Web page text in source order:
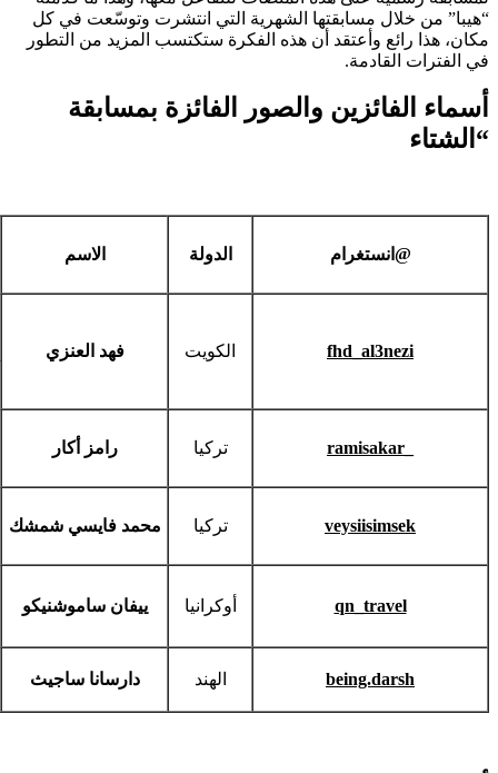
“هيبا” من خلال مسابقتها الشهرية التي انتشرت وتوسّعت في كل
مكان، هذا رائع وأعتقد أن هذه الفكرة ستكتسب المزيد من التطور
في الفترات القادمة.
أسماء الفائزين والصور الفائزة بمسابقة
“الشتاء
@انستغرام الدولة الاسم
fhd_al3nezi الكويت فهد العنزي
ramisakar_ تركيا رامز أكار
veysiisimsek تركيا محمد فايسي شمشك
qn_travel أوكرانيا ييفان ساموشنيكو
being.darsh الهند دارسانا ساجيث